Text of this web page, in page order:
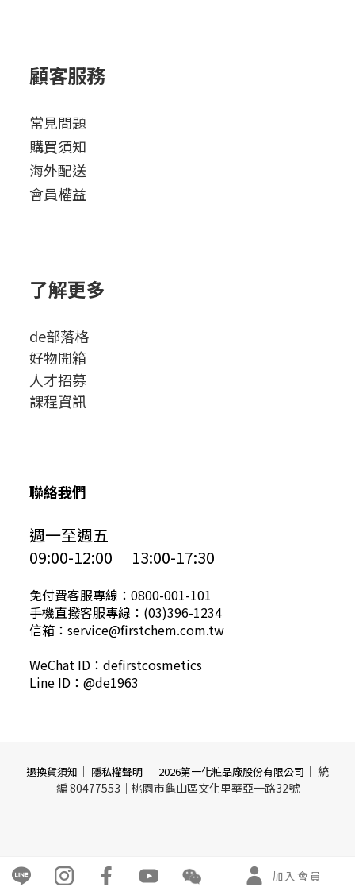
立即購買
顧客服務
常見問題
購買須知
海外配送
會員權益
了解更多
de部落格
好物開箱
人才招募
課程資訊
聯絡我們
週一至週五
09:00-12:00 │13:00-17:30
免付費客服專線：0800-001-101
手機直撥客服專線：(03)396-1234
信箱：service@firstchem.com.tw
WeChat ID：defirstcosmetics
Line ID：@de1963
加入會員
退換貨須知 ｜ 隱私權聲明 ｜ 2026第一化粧品廠股份有限公司 ｜ 統
編 80477553｜桃園市龜山區文化里華亞一路32號